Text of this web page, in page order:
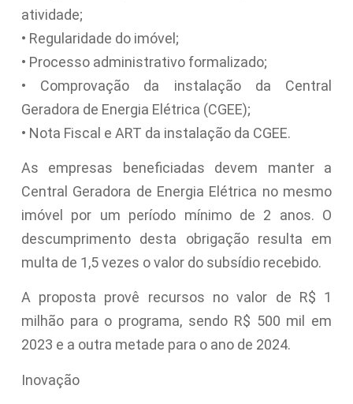
atividade;
• Regularidade do imóvel;
• Processo administrativo formalizado;
• Comprovação da instalação da Central
Geradora de Energia Elétrica (CGEE);
• Nota Fiscal e ART da instalação da CGEE.
As empresas beneficiadas devem manter a
Central Geradora de Energia Elétrica no mesmo
imóvel por um período mínimo de 2 anos. O
descumprimento desta obrigação resulta em
multa de 1,5 vezes o valor do subsídio recebido.
A proposta provê recursos no valor de R$ 1
milhão para o programa, sendo R$ 500 mil em
2023 e a outra metade para o ano de 2024.
Inovação